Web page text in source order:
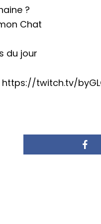
?
Chat
du jour
https://twitch.tv/